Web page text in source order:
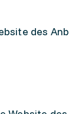
des